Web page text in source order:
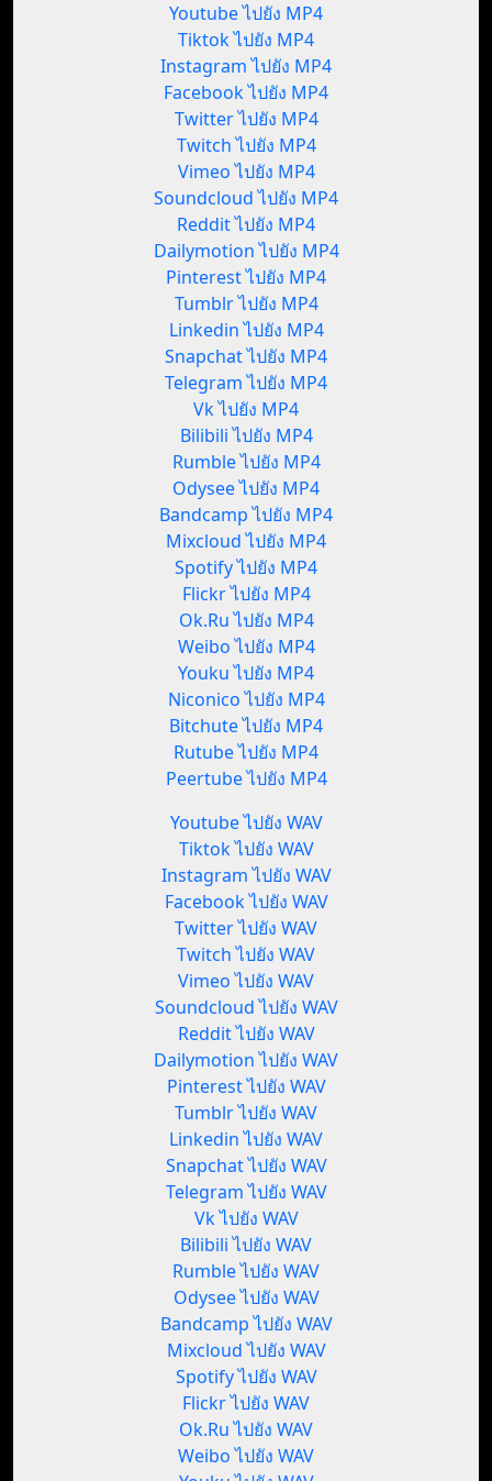
Youtube ไปยัง MP4
Tiktok ไปยัง MP4
Instagram ไปยัง MP4
Facebook ไปยัง MP4
Twitter ไปยัง MP4
Twitch ไปยัง MP4
Vimeo ไปยัง MP4
Soundcloud ไปยัง MP4
Reddit ไปยัง MP4
Dailymotion ไปยัง MP4
Pinterest ไปยัง MP4
Tumblr ไปยัง MP4
Linkedin ไปยัง MP4
Snapchat ไปยัง MP4
Telegram ไปยัง MP4
Vk ไปยัง MP4
Bilibili ไปยัง MP4
Rumble ไปยัง MP4
Odysee ไปยัง MP4
Bandcamp ไปยัง MP4
Mixcloud ไปยัง MP4
Spotify ไปยัง MP4
Flickr ไปยัง MP4
Ok.Ru ไปยัง MP4
Weibo ไปยัง MP4
Youku ไปยัง MP4
Niconico ไปยัง MP4
Bitchute ไปยัง MP4
Rutube ไปยัง MP4
Peertube ไปยัง MP4
Youtube ไปยัง WAV
Tiktok ไปยัง WAV
Instagram ไปยัง WAV
Facebook ไปยัง WAV
Twitter ไปยัง WAV
Twitch ไปยัง WAV
Vimeo ไปยัง WAV
Soundcloud ไปยัง WAV
Reddit ไปยัง WAV
Dailymotion ไปยัง WAV
Pinterest ไปยัง WAV
Tumblr ไปยัง WAV
Linkedin ไปยัง WAV
Snapchat ไปยัง WAV
Telegram ไปยัง WAV
Vk ไปยัง WAV
Bilibili ไปยัง WAV
Rumble ไปยัง WAV
Odysee ไปยัง WAV
Bandcamp ไปยัง WAV
Mixcloud ไปยัง WAV
Spotify ไปยัง WAV
Flickr ไปยัง WAV
Ok.Ru ไปยัง WAV
Weibo ไปยัง WAV